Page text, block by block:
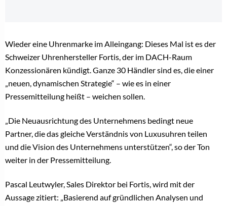
Wieder eine Uhrenmarke im Alleingang: Dieses Mal ist es der
Schweizer Uhrenhersteller Fortis, der im DACH-Raum
Konzessionären kündigt. Ganze 30 Händler sind es, die einer
„neuen, dynamischen Strategie“ – wie es in einer
Pressemitteilung heißt – weichen sollen.
„Die Neuausrichtung des Unternehmens bedingt neue
Partner, die das gleiche Verständnis von Luxusuhren teilen
und die Vision des Unternehmens unterstützen“, so der Ton
weiter in der Pressemitteilung.
Pascal Leutwyler, Sales Direktor bei Fortis, wird mit der
Aussage zitiert: „Basierend auf gründlichen Analysen und